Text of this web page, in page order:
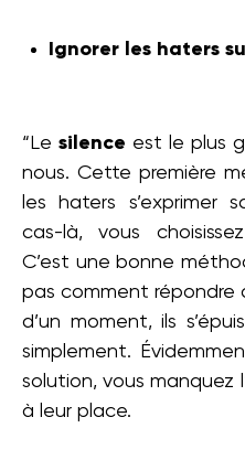
Ignorer les haters
“Le silence est le plus
nous. Cette première
les haters s’exprimer
cas-là, vous
C’est une bonne
pas comment répondre
d’un moment, ils
simplement.
solution, vous manquez
à leur place.